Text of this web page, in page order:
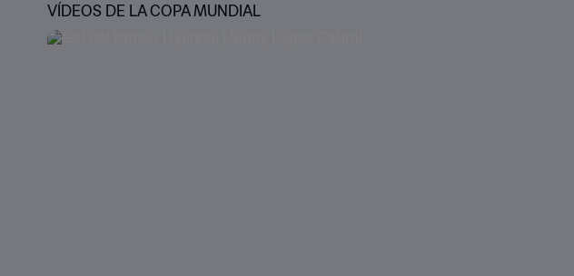
VÍDEOS DE LA COPA MUNDIAL